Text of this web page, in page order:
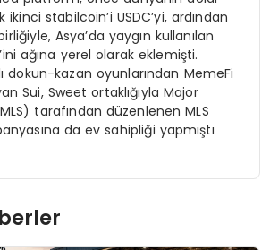
stabilcoin’i USDC’yi, ardından
Asya’da yaygın kullanılan
ağına yerel olarak eklemişti.
dokun-kazan oyunlarından MemeFi
Sui, Sweet ortaklığıyla Major
tarafından düzenlenen MLS
da ev sahipliği yapmıştı